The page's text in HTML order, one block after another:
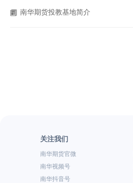
南华期货投教基地简介
关注我们
南华期货官微
南华视频号
南华抖音号